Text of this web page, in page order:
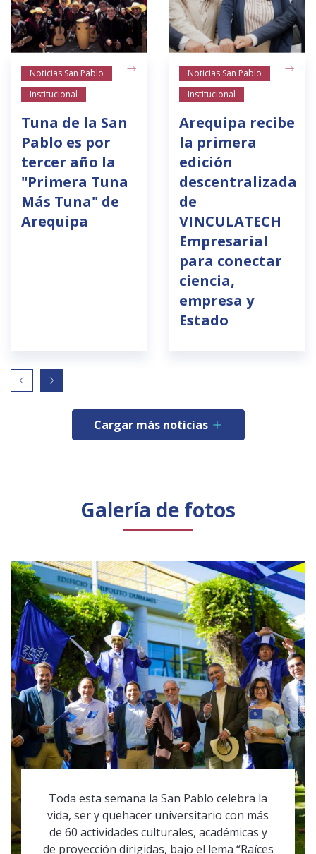
Noticias San Pablo
Institucional
Tuna de la San
Pablo es por
tercer año la
"Primera Tuna
Más Tuna" de
Arequipa
Noticias San Pablo
Institucional
Arequipa recibe
la primera
edición
descentralizada
de
VINCULATECH
Empresarial
para conectar
ciencia,
empresa y
Estado
Cargar más noticias
Galería de fotos
Toda esta semana la San Pablo celebra la
vida, ser y quehacer universitario con más
de 60 actividades culturales, académicas y
de proyección dirigidas, bajo el lema “Raíces